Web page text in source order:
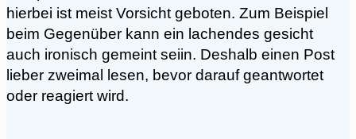
hierbei ist meist Vorsicht geboten. Zum Beispiel
beim Gegenüber kann ein lachendes gesicht
auch ironisch gemeint seiin. Deshalb einen Post
lieber zweimal lesen, bevor darauf geantwortet
oder reagiert wird.